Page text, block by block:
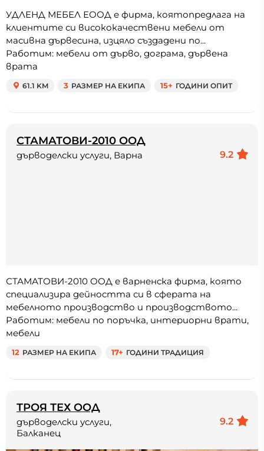
УДЛЕНД МЕБЕЛ ЕООД е фирма, коятопредлага на
клиентите си висококачествени мебели от
масивна дървесина, изцяло създадени по...
Работим: мебели от дърво, дограма, дървена
врата
61.1 KM 3 РАЗМЕР НА ЕКИПА 15+ ГОДИНИ ОПИТ
СТАМАТОВИ-2010 ООД
9.2
дърводелски услуги, Варна
СТАМАТОВИ-2010 ООД е варненска фирма, която
специализира дейността си в сферата на
мебелното производство и производството...
Работим: мебели по поръчка, интериорни врати,
мебели
12 РАЗМЕР НА ЕКИПА 17+ ГОДИНИ ТРАДИЦИЯ
ТРОЯ ТЕХ ООД
9.2
дърводелски услуги,
Балканец